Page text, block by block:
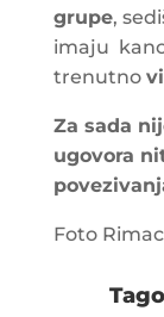
grupe,
imaju
trenutno
Za sada
ugovora
Foto